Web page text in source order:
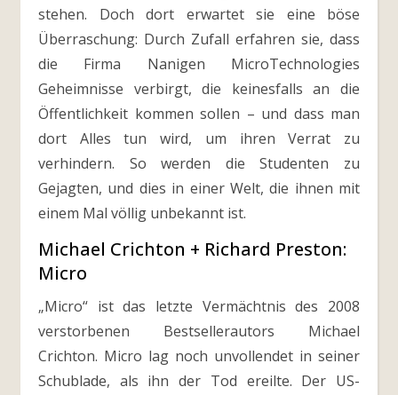
stehen. Doch dort erwartet sie eine böse
Überraschung: Durch Zufall erfahren sie, dass
die Firma Nanigen MicroTechnologies
Geheimnisse verbirgt, die keinesfalls an die
Öffentlichkeit kommen sollen – und dass man
dort Alles tun wird, um ihren Verrat zu
verhindern. So werden die Studenten zu
Gejagten, und dies in einer Welt, die ihnen mit
einem Mal völlig unbekannt ist.
Michael Crichton + Richard Preston:
Micro
„Micro“ ist das letzte Vermächtnis des 2008
verstorbenen Bestsellerautors Michael
Crichton. Micro lag noch unvollendet in seiner
Schublade, als ihn der Tod ereilte. Der US-